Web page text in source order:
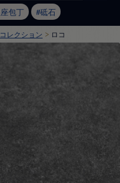
包丁 砥石
レクション ロコ